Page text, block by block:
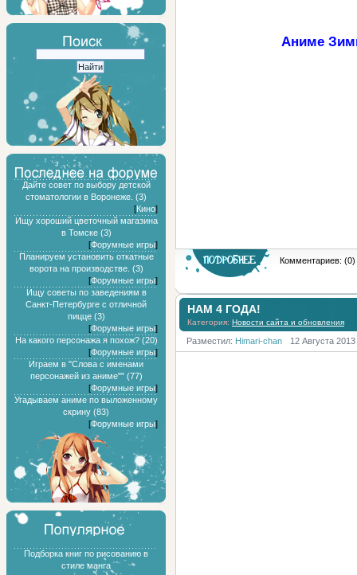
Дайте совет по выбору детской
стоматологии в Воронеже. (3)
[Кино]
Ищу хороший цветочный магазина
в Томске (3)
[Форумные игры]
Планируем установить откатные
ворота на производстве. (3)
[Форумные игры]
Ищу советы по заведениям в
Санкт-Петербурге с отличной
пицце (3)
[Форумные игры]
На какого персонажа я похож? (20)
[Форумные игры]
Играем в "Слова с именами
персонажей из аниме"" (77)
[Форумные игры]
Угадываем аниме по выложенному
скрину (83)
[Форумные игры]
Подборка книг по рисованию в
стиле манга
Аниме
Комментариев: (0)
НАМ 4 ГОДА!
Категория: Новости сайта и обновления
Разместил: Himari-chan 12 Августа 2013